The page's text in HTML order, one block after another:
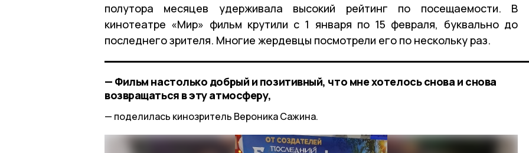
полутора месяцев удерживала высокий рейтинг по посещаемости. В
кинотеатре «Мир» фильм крутили с 1 января по 15 февраля, буквально до
последнего зрителя. Многие жердевцы посмотрели его по нескольку раз.
— Фильм настолько добрый и позитивный, что мне хотелось снова и снова
возвращаться в эту атмосферу,
поделилась кинозритель Вероника Сажина.